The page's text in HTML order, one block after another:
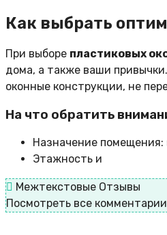
Как выбрать
При выборе пластиковых
дома, а также ваши
оконные конструкции, не
На что обратить
Назначение помещения:
Этажность и
Межтекстовые Отзывы
Посмотреть все комментарии